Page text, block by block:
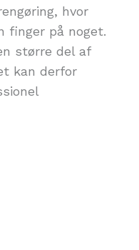
hvor
finger på noget.
større del af
kan derfor